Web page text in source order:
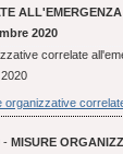
2020
correlate
organizzative
- MISURE